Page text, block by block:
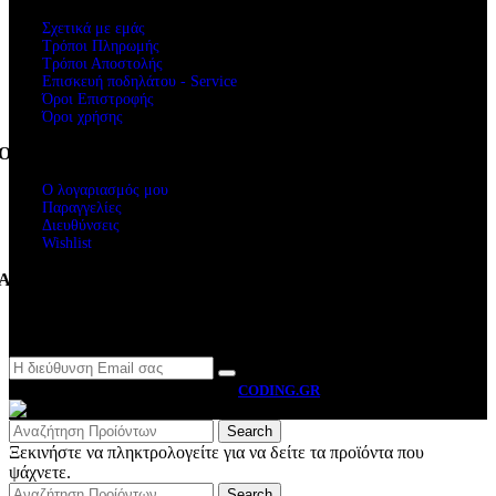
Σχετικά με εμάς
Τρόποι Πληρωμής
Τρόποι Αποστολής
Επισκευή ποδηλάτου - Service
Όροι Επιστροφής
Όροι χρήσης
Λογαριασμός μου
Ο λογαριασμός μου
Παραγγελίες
Διευθύνσεις
Wishlist
μας
CODING.GR
Search
Ξεκινήστε να πληκτρολογείτε για να δείτε τα προϊόντα που
ψάχνετε.